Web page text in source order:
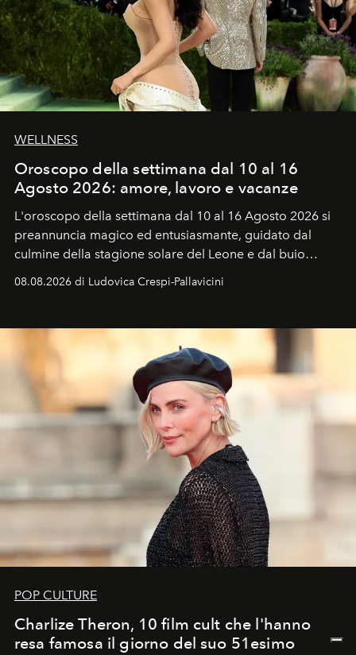
WELLNESS
Oroscopo della settimana dal 10 al 16
Agosto 2026: amore, lavoro e vacanze
L'oroscopo della settimana dal 10 al 16 Agosto 2026 si
preannuncia magico ed entusiasmante, guidato dal
culmine della stagione solare del Leone e dal buio
ideale per la notte delle Perseidi.
08.08.2026 di Ludovica Crespi-Pallavicini
POP CULTURE
Charlize Theron, 10 film cult che l'hanno
resa famosa il giorno del suo 51esimo